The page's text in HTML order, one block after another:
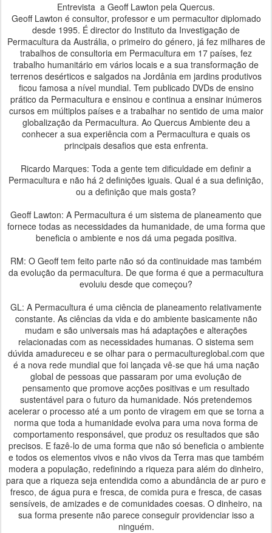
Entrevista a Geoff Lawton pela Quercus.
Geoff Lawton é consultor, professor e um permacultor diplomado
desde 1995. É director do Instituto da Investigação de
Permacultura da Austrália, o primeiro do género, já fez milhares de
trabalhos de consultoria em Permacultura em 17 países, fez
trabalho humanitário em vários locais e a sua transformação de
terrenos desérticos e salgados na Jordânia em jardins produtivos
ficou famosa a nível mundial. Tem publicado DVDs de ensino
prático da Permacultura e ensinou e continua a ensinar inúmeros
cursos em múltiplos países e a trabalhar no sentido de uma maior
globalização da Permacultura. Ao Quercus Ambiente deu a
conhecer a sua experiência com a Permacultura e quais os
principais desafios que esta enfrenta.
Ricardo Marques: Toda a gente tem dificuldade em definir a
Permacultura e não há 2 definições iguais. Qual é a sua definição,
ou a definição que mais gosta?
Geoff Lawton: A Permacultura é um sistema de planeamento que
fornece todas as necessidades da humanidade, de uma forma que
beneficia o ambiente e nos dá uma pegada positiva.
RM: O Geoff tem feito parte não só da continuidade mas também
da evolução da permacultura. De que forma é que a permacultura
evoluiu desde que começou?
GL: A Permacultura é uma ciência de planeamento relativamente
constante. As ciências da vida e do ambiente basicamente não
mudam e são universais mas há adaptações e alterações
relacionadas com as necessidades humanas. O sistema sem
dúvida amadureceu e se olhar para o permacultureglobal.com que
é a nova rede mundial que foi lançada vê-se que há uma nação
global de pessoas que passaram por uma evolução de
pensamento que promove acções positivas e um resultado
sustentável para o futuro da humanidade. Nós pretendemos
acelerar o processo até a um ponto de viragem em que se torna a
norma que toda a humanidade evolva para uma nova forma de
comportamento responsável, que produz os resultados que são
precisos. E fazê-lo de uma forma que não só beneficia o ambiente
e todos os elementos vivos e não vivos da Terra mas que também
modera a população, redefinindo a riqueza para além do dinheiro,
para que a riqueza seja entendida como a abundância de ar puro e
fresco, de água pura e fresca, de comida pura e fresca, de casas
sensíveis, de amizades e de comunidades coesas. O dinheiro, na
sua forma presente não parece conseguir providenciar isso a
ninguém.